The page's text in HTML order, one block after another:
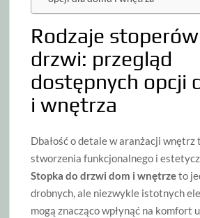
Rodzaje
drzwi: przegląd
dostępnych opcji
i wnętrza
Dbałość o detale w aranżacji wnętrz
stworzenia funkcjonalnego i
Stopka do drzwi dom i wnętrzeto
drobnych, ale niezwykle istotnych
mogą znacząco wpłynąć na komfort